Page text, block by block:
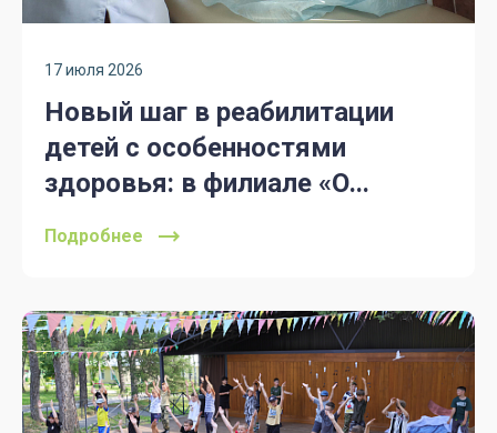
17 июля 2026
Новый шаг в реабилитации
детей с особенностями
здоровья: в филиале «О...
Подробнее